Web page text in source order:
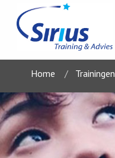
Home Trainingen